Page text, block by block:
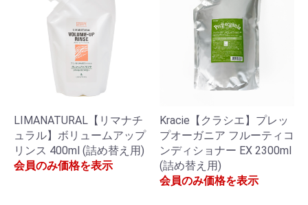
LIMANATURAL【リマナチ
ュラル】ボリュームアップ
リンス 400ml (詰め替え用)
会員のみ価格を表示
Kracie【クラシエ】プレッ
プオーガニア フルーティコ
ンディショナー EX 2300ml
(詰め替え用)
会員のみ価格を表示